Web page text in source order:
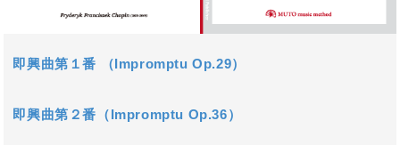
即興曲第１番 （Impromptu Op.29）
即興曲第２番（Impromptu Op.36）